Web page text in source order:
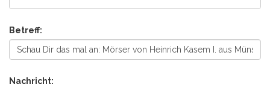
Betreff:
Nachricht: